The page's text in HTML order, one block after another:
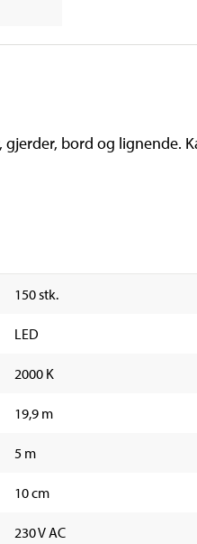
bord og lignende.
150 stk.
LED
2000 K
19,9 m
5 m
10 cm
230 V AC